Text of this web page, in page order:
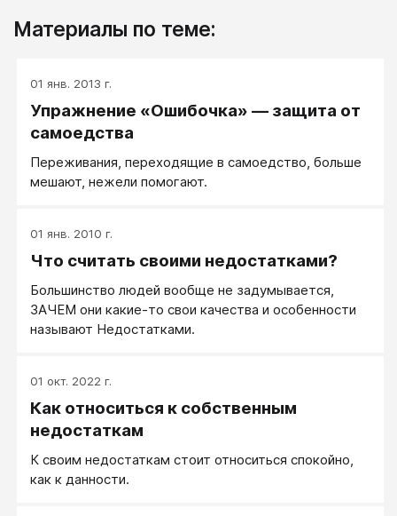
Материалы по теме:
01 янв. 2013 г.
Упражнение «Ошибочка» — защита от
самоедства
Переживания, переходящие в самоедство, больше
мешают, нежели помогают.
01 янв. 2010 г.
Что считать своими недостатками?
Большинство людей вообще не задумывается,
ЗАЧЕМ они какие-то свои качества и особенности
называют Недостатками.
01 окт. 2022 г.
Как относиться к собственным
недостаткам
К своим недостаткам стоит относиться спокойно,
как к данности.